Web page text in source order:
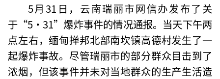
5月31日，云南瑞丽市网信办发布了关
于“5·31”爆炸事件的情况通报。当天下午两
点左右，缅甸掸邦北部南坎镇高德村发生了一
起爆炸事故。尽管瑞丽市的部分群众目击到了
浓烟，但该事件并未对当地群众的生产生活造